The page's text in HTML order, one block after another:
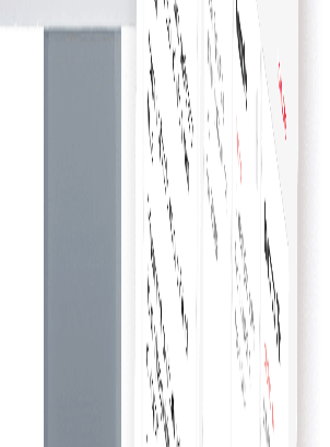
รงการ
รือโครงการกับคำสั่งซื้อได้อย่างง่ายดาย —
เงินราบรื่น ติดตามได้แม่นยำ และจัดสรร
ทธิภาพ
กิจราบรื่น — กระบวนการที่มีประสิทธิภาพซึ่
ห้การจัดการค่าใช้จ่ายง่ายขึ้น